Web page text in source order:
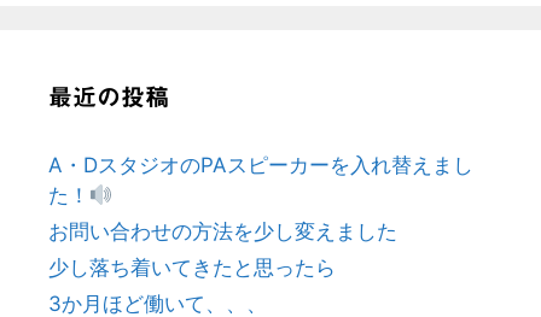
最近の投稿
A・DスタジオのPAスピーカーを入れ替えまし
た！
お問い合わせの方法を少し変えました
少し落ち着いてきたと思ったら
3か月ほど働いて、、、